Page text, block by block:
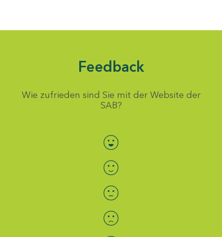
Feedback
Wie zufrieden sind Sie mit der Website der
SAB?
Bewertung auswählen